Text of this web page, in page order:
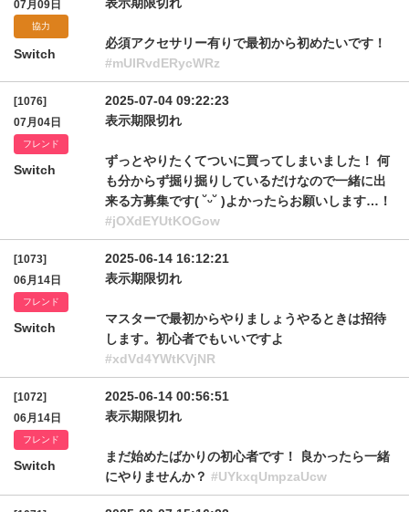
07月09日
協力
Switch
必須アクセサリー有りで最初から初めたいです！
#mUlRvdERycWRz
[1076]
07月04日
フレンド
Switch
2025-07-04 09:22:23
表示期限切れ
ずっとやりたくてついに買ってしまいました！ 何
も分からず掘り掘りしているだけなので一緒に出
来る方募集です( ˘ᵕ˘ )よかったらお願いします…！
#jOXdEYUtKOGow
[1073]
06月14日
フレンド
Switch
2025-06-14 16:12:21
表示期限切れ
マスターで最初からやりましょうやるときは招待
します。初心者でもいいですよ
#xdVd4YWtKVjNR
[1072]
06月14日
フレンド
Switch
2025-06-14 00:56:51
表示期限切れ
まだ始めたばかりの初心者です！ 良かったら一緒
にやりませんか？ #UYkxqUmpzaUcw